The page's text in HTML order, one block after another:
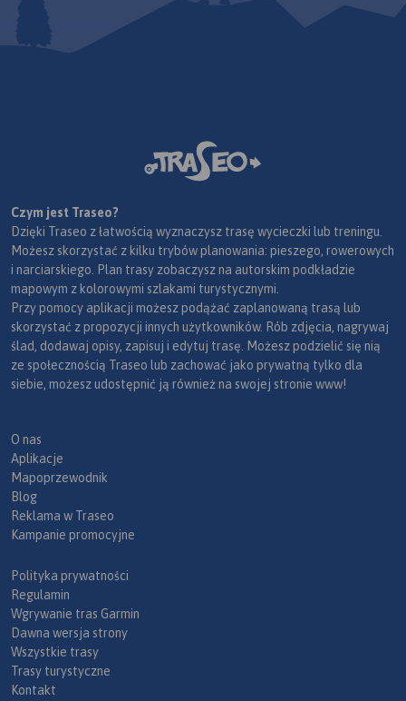
Czym jest Traseo?
Dzięki Traseo z łatwością wyznaczysz trasę wycieczki lub treningu.
Możesz skorzystać z kilku trybów planowania: pieszego, rowerowych
i narciarskiego. Plan trasy zobaczysz na autorskim podkładzie
mapowym z kolorowymi szlakami turystycznymi.
Przy pomocy aplikacji możesz podążać zaplanowaną trasą lub
skorzystać z propozycji innych użytkowników. Rób zdjęcia, nagrywaj
ślad, dodawaj opisy, zapisuj i edytuj trasę. Możesz podzielić się nią
ze społecznością Traseo lub zachować jako prywatną tylko dla
siebie, możesz udostępnić ją również na swojej stronie www!
O nas
Aplikacje
Mapoprzewodnik
Blog
Reklama w Traseo
Kampanie promocyjne
Polityka prywatności
Regulamin
Wgrywanie tras Garmin
Dawna wersja strony
Wszystkie trasy
Trasy turystyczne
Kontakt